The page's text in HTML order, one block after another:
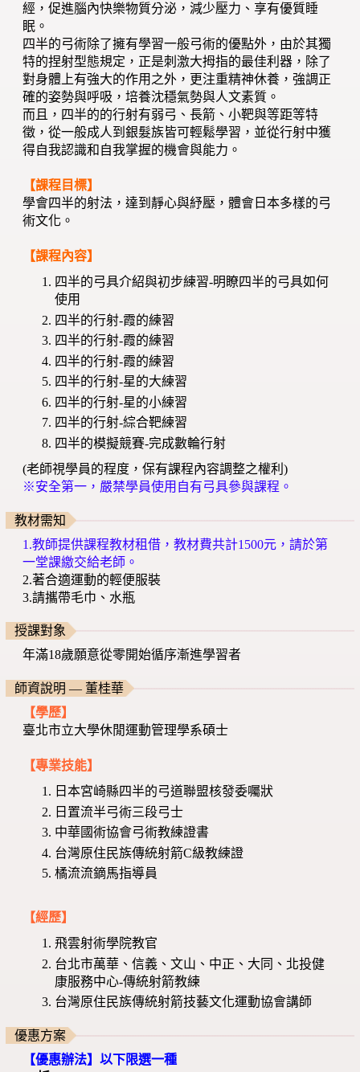
經，促進腦內快樂物質分泌，減少壓力、享有優質睡
眠。
四半的弓術除了擁有學習一般弓術的優點外，由於其獨
特的捏射型態規定，正是刺激大拇指的最佳利器，除了
對身體上有強大的作用之外，更注重精神休養，強調正
確的姿勢與呼吸，培養沈穩氣勢與人文素質。
而且，四半的的行射有弱弓、長箭、小靶與等距等特
徵，從一般成人到銀髮族皆可輕鬆學習，並從行射中獲
得自我認識和自我掌握的機會與能力。
【課程目標】
學會四半的射法，達到靜心與紓壓，體會日本多樣的弓
術文化。
【課程內容】
四半的弓具介紹與初步練習-明瞭四半的弓具如何
使用
四半的行射-霞的練習
四半的行射-霞的練習
四半的行射-霞的練習
四半的行射-星的大練習
四半的行射-星的小練習
四半的行射-綜合靶練習
四半的模擬競賽-完成數輪行射
(老師視學員的程度，保有課程內容調整之權利)
※安全第一，嚴禁學員使用自有弓具參與課程。
教材需知
1.教師提供課程教材租借，教材費共計1500元，請於第
一堂課繳交給老師。
2.著合適運動的輕便服裝
3.請攜帶毛巾、水瓶
授課對象
年滿18歲願意從零開始循序漸進學習者
師資說明 — 董桂華
【學歷】
臺北市立大學休閒運動管理學系碩士
【專業技能】
日本宮崎縣四半的弓道聯盟核發委囑狀
日置流半弓術三段弓士
中華國術協會弓術教練證書
台灣原住民族傳統射箭C級教練證
橘流流鏑馬指導員
【經歷】
飛雲射術學院教官
台北市萬華、信義、文山、中正、大同、北投健
康服務中心-傳統射箭教練
台灣原住民族傳統射箭技藝文化運動協會講師
優惠方案
【優惠辦法】以下限選一種